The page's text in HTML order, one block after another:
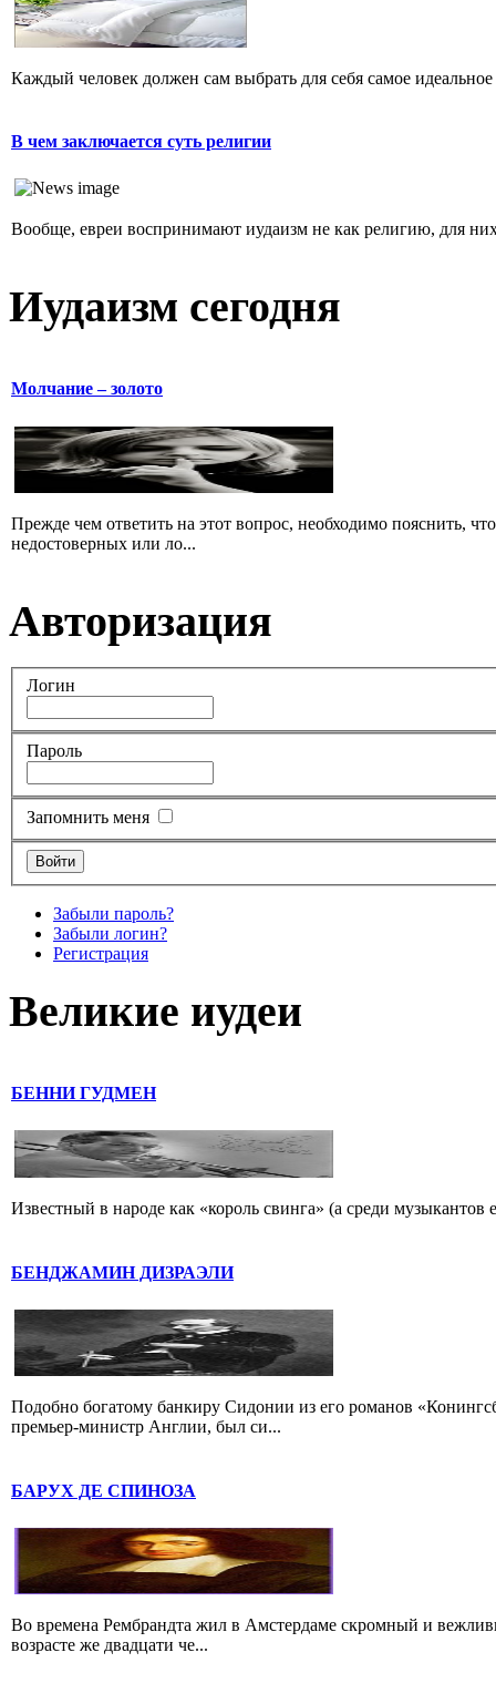
Каждый человек должен сам выбрать для себя самое
В чем заключается суть религии
Вообще, евреи воспринимают иудаизм не как религию, для
Иудаизм сегодня
Молчание – золото
Прежде чем ответить на этот вопрос, необходимо пояснить,
недостоверных или ло...
Авторизация
Логин
Пароль
Запомнить меня
Забыли пароль?
Забыли логин?
Регистрация
Великие иудеи
БЕННИ ГУДМЕН
Известный в народе как «король свинга» (а среди
БЕНДЖАМИН ДИЗРАЭЛИ
Подобно богатому банкиру Сидонии из его романов
премьер-министр Англии, был си...
БАРУХ ДЕ СПИНОЗА
Во времена Рембрандта жил в Амстердаме скромный и
возрасте же двадцати че...